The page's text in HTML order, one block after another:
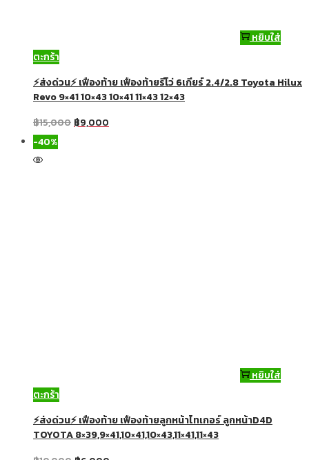
หยิบใส่
ตะกร้า
⚡ส่งด่วน⚡ เฟืองท้าย เฟืองท้ายรีโว่ 6เกียร์ 2.4/2.8 Toyota Hilux
Revo 9×41 10×43 10×41 11×43 12×43
฿15,000฿9,000
-40%
หยิบใส่
ตะกร้า
⚡ส่งด่วน⚡ เฟืองท้าย เฟืองท้ายลูกหน้าไทเกอร์ ลูกหน้าD4D
TOYOTA 8×39,9×41,10×41,10×43,11×41,11×43